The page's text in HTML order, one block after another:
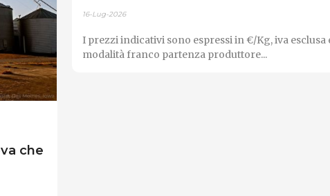
che
16-Lug-2026
I prezzi indicativi sono espressi in €/Kg, iva esclusa
modalità franco partenza produttore...